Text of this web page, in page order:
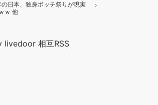
の日本、独身ボッチ祭りが現実
ｗ 他
livedoor 相互RSS